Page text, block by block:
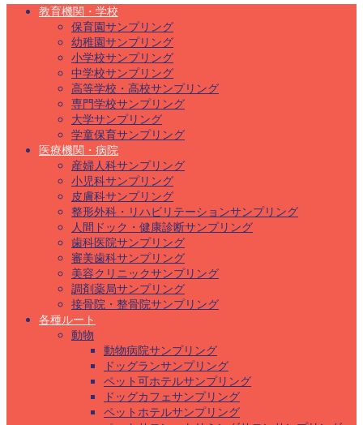
教育機関・学校
保育園サンプリング
幼稚園サンプリング
小学校サンプリング
中学校サンプリング
高等学校・高校サンプリング
専門学校サンプリング
大学サンプリング
学童保育サンプリング
医療機関・病院
産婦人科サンプリング
小児科サンプリング
皮膚科サンプリング
整形外科・リハビリテーションサンプリング
人間ドック・健康診断サンプリング
歯科医院サンプリング
審美歯科サンプリング
美容クリニックサンプリング
調剤薬局サンプリング
接骨院・整骨院サンプリング
各種ルート
動物
動物病院サンプリング
ドッグランサンプリング
ペット可ホテルサンプリング
ドッグカフェサンプリング
ペットホテルサンプリング